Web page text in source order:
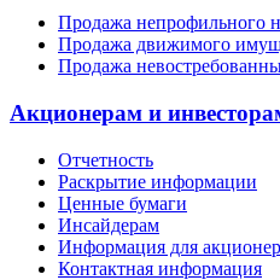
Продажа непрофильного
Продажа движимого
Продажа
Акционерам и
Отчетность
Раскрытие информации
Ценные бумаги
Инсайдерам
Информация для
Контактная информация